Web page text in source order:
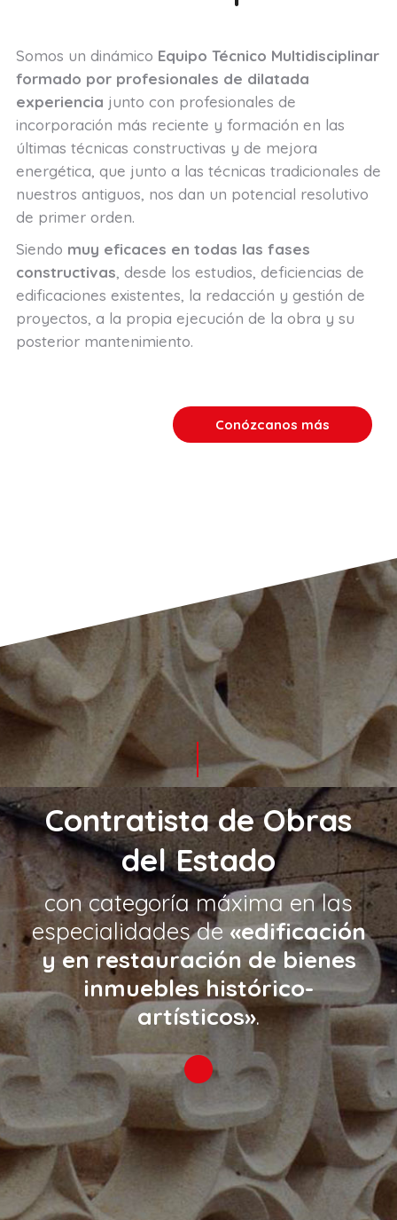
Somos un dinámico Equipo Técnico Multidisciplinar
formado por profesionales de dilatada
experiencia junto con profesionales de
incorporación más reciente y formación en las
últimas técnicas constructivas y de mejora
energética, que junto a las técnicas tradicionales de
nuestros antiguos, nos dan un potencial resolutivo
de primer orden.
Siendo muy eficaces en todas las fases
constructivas , desde los estudios, deficiencias de
edificaciones existentes, la redacción y gestión de
proyectos, a la propia ejecución de la obra y su
posterior mantenimiento.
Conózcanos más
Contratista de Obras
del Estado
con categoría máxima en las
especialidades de«edificación
y en restauración de bienes
inmuebles histórico-
artísticos».